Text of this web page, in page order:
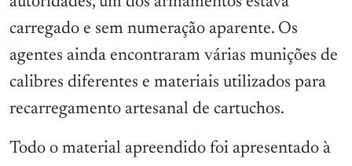
carregado e sem numeração aparente. Os
agentes ainda encontraram várias munições de
calibres diferentes e materiais utilizados para
recarregamento artesanal de cartuchos.
Todo o material apreendido foi apresentado à